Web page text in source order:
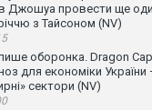
Джошуа провести ще
з Тайсоном (NV)
оборонка. Dragon
для економіки України
сектори (NV)